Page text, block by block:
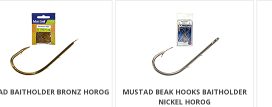
BAITHOLDER BRONZ HOROG
MUSTAD BEAK HOOKS BAITHOLDER
NICKEL HOROG